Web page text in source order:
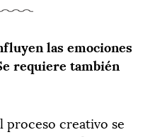
las emociones
requiere también
proceso creativo se